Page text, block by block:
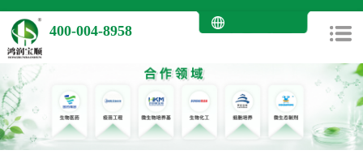
400-004-8958